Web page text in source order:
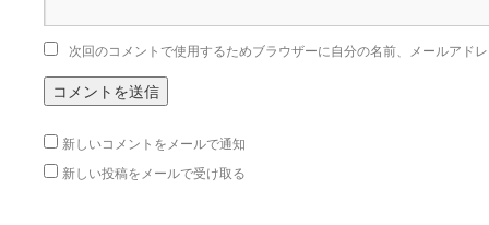
次回のコメントで使用するためブラウザーに自分の名前、メールアド
新しいコメントをメールで通知
新しい投稿をメールで受け取る